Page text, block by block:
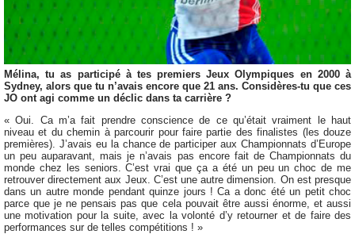
Mélina, tu as participé à tes premiers Jeux Olympiques en 2000 à
Sydney, alors que tu n’avais encore que 21 ans. Considères-tu que ces
JO ont agi comme un déclic dans ta carrière ?
« Oui. Ca m’a fait prendre conscience de ce qu’était vraiment le haut
niveau et du chemin à parcourir pour faire partie des finalistes (les douze
premières). J’avais eu la chance de participer aux Championnats d’Europe
un peu auparavant, mais je n’avais pas encore fait de Championnats du
monde chez les seniors. C’est vrai que ça a été un peu un choc de me
retrouver directement aux Jeux. C’est une autre dimension. On est presque
dans un autre monde pendant quinze jours ! Ca a donc été un petit choc
parce que je ne pensais pas que cela pouvait être aussi énorme, et aussi
une motivation pour la suite, avec la volonté d’y retourner et de faire des
performances sur de telles compétitions ! »